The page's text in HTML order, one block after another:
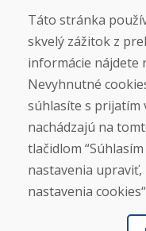
OD
Táto stránka
skvelý zážitok z
informácie nájdete
Nevyhnutné
súhlasíte s prijatím
nachádzajú na
tlačidlom
nastavenia
nastavenia